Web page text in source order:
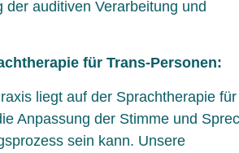
auditiven Verarbeitung und
für Trans-Personen:
liegt auf der Sprachtherapie
Anpassung der Stimme und
sein kann. Unsere